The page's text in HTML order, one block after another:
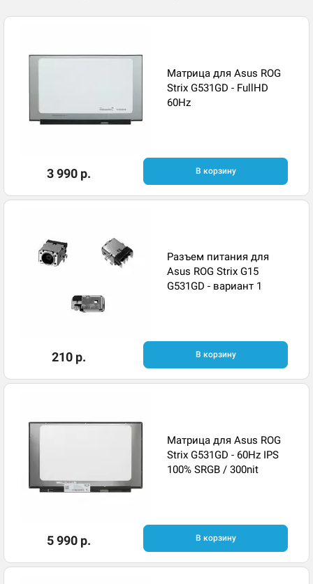
Матрица для Asus ROG
Strix G531GD - FullHD
60Hz
3 990 р. В корзину
Разъем питания для
Asus ROG Strix G15
G531GD - вариант 1
210 р. В корзину
Матрица для Asus ROG
Strix G531GD - 60Hz IPS
100% SRGB / 300nit
5 990 р. В корзину